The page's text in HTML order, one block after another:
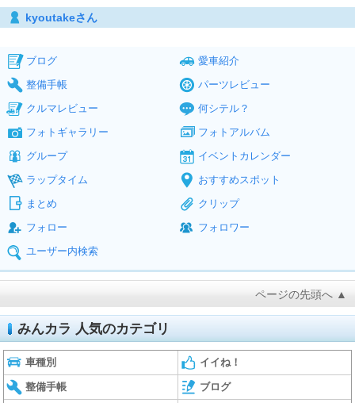
kyoutakeさん
ブログ
愛車紹介
整備手帳
パーツレビュー
クルマレビュー
何シテル？
フォトギャラリー
フォトアルバム
グループ
イベントカレンダー
ラップタイム
おすすめスポット
まとめ
クリップ
フォロー
フォロワー
ユーザー内検索
ページの先頭へ ▲
みんカラ 人気のカテゴリ
車種別 イイね！
整備手帳 ブログ